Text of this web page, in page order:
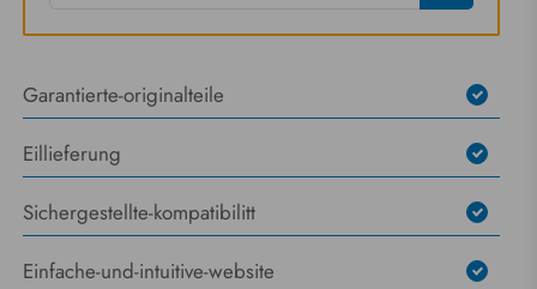
Garantierte-originalteile
Eillieferung
Sichergestellte-kompatibilitt
Einfache-und-intuitive-website